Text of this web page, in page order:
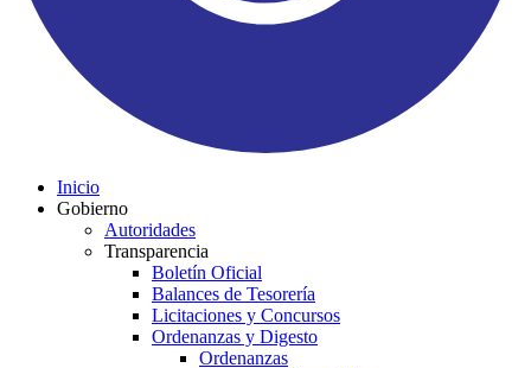
Inicio
Gobierno
Autoridades
Transparencia
Boletín Oficial
Balances de Tesorería
Licitaciones y Concursos
Ordenanzas y Digesto
Ordenanzas